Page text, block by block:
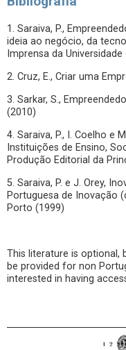
1. Saraiva, P.,
ideia ao negócio, da
Imprensa da
2. Cruz, E., Criar uma
3. Sarkar, S.,
(2010)
4. Saraiva, P., I. Coelho e
Instituições de Ensino,
Produção Editorial da
5. Saraiva, P. e J. Orey,
Portuguesa de Inovação
Porto (1999)
This literature is optional,
be provided for non
interested in having